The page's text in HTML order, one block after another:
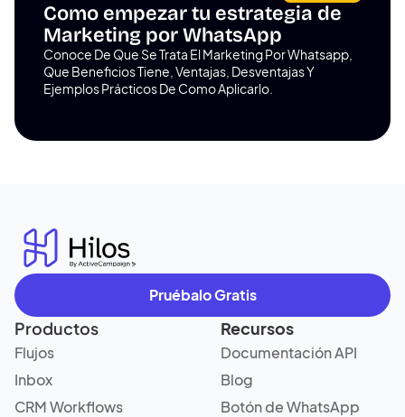
Como empezar tu estrategia de
Marketing por WhatsApp
Conoce De Que Se Trata El Marketing Por Whatsapp,
Que Beneficios Tiene, Ventajas, Desventajas Y
Ejemplos Prácticos De Como Aplicarlo.
Pruébalo Gratis
Productos
Flujos
Inbox
CRM Workflows
Recursos
Documentación API
Blog
Botón de WhatsApp